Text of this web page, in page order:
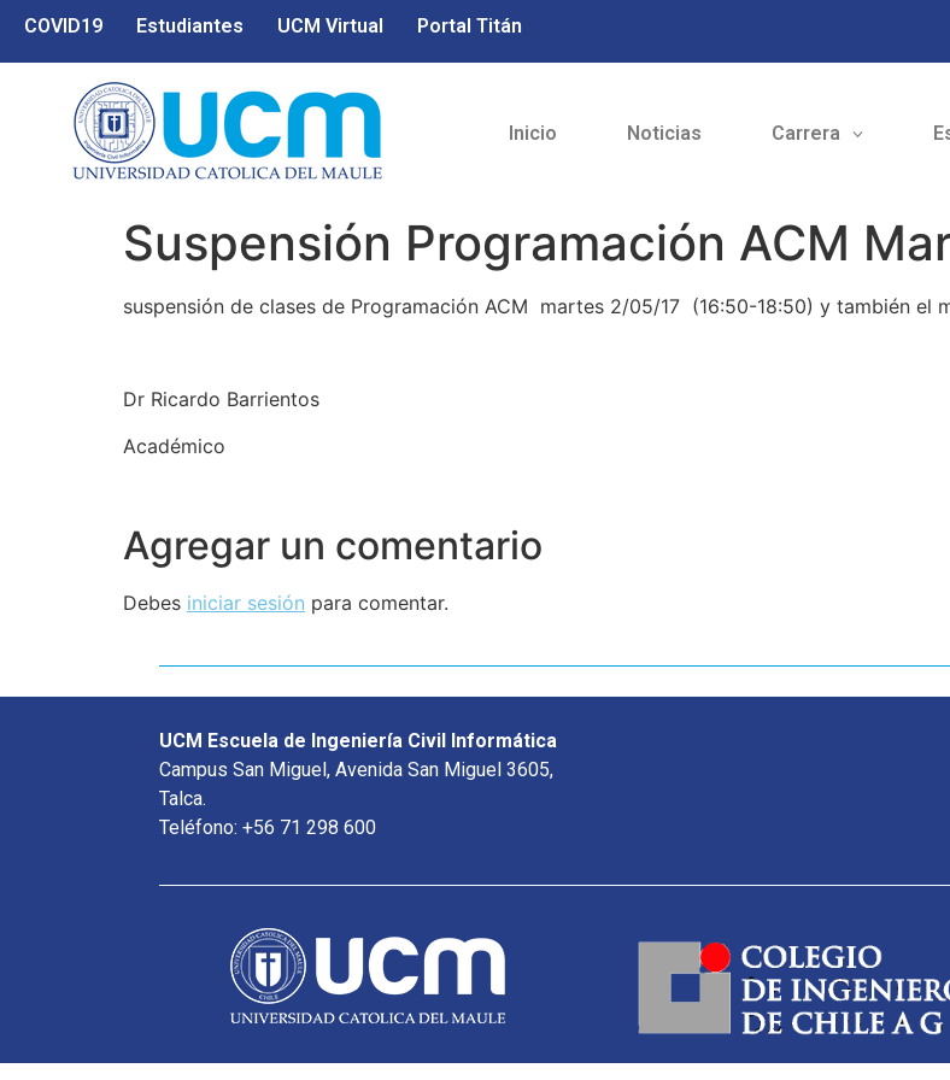
COVID19 Estudiantes UCM Virtual Portal Titán
Inicio Noticias Carrera
Suspensión Programación ACM
suspensión de clases de Programación ACM martes 2/05/17 (16:50-18:50) y también el
Dr Ricardo Barrientos
Académico
Agregar un comentario
Debes iniciar sesión para comentar.
UCM Escuela de Ingeniería Civil Informática
Campus San Miguel, Avenida San Miguel 3605,
Talca.
Teléfono: +56 71 298 600